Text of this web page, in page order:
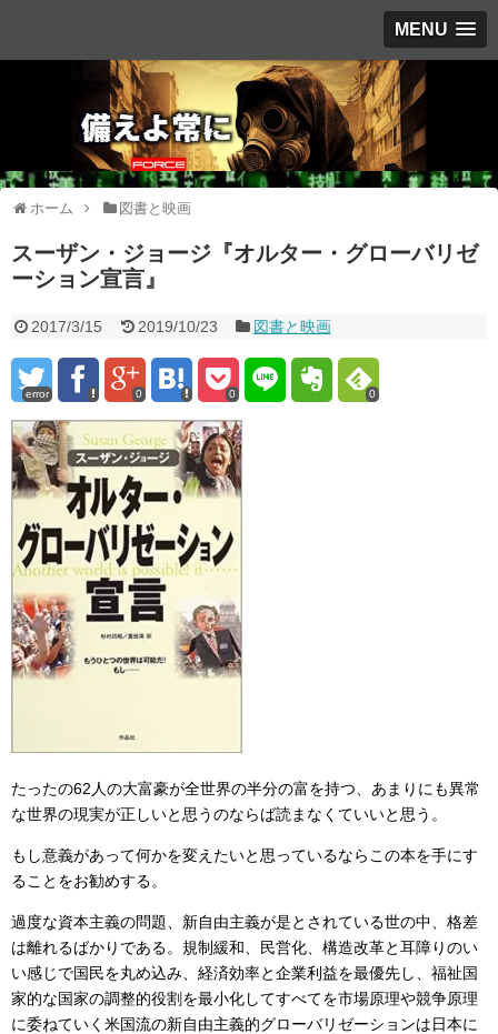
MENU
ホーム 図書と映画
スーザン・ジョージ『オルター・グローバリゼ
ーション宣言』
2017/3/15 2019/10/23 図書と映画
error 0 0 0
たったの62人の大富豪が全世界の半分の富を持つ、あまりにも異常
な世界の現実が正しいと思うのならば読まなくていいと思う。
もし意義があって何かを変えたいと思っているならこの本を手にす
ることをお勧めする。
過度な資本主義の問題、新自由主義が是とされている世の中、格差
は離れるばかりである。規制緩和、民営化、構造改革と耳障りのい
い感じで国民を丸め込み、経済効率と企業利益を最優先し、福祉国
家的な国家の調整的役割を最小化してすべてを市場原理や競争原理
に委ねていく米国流の新自由主義的グローバリゼーションは日本に